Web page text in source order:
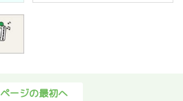
ページの最初へ